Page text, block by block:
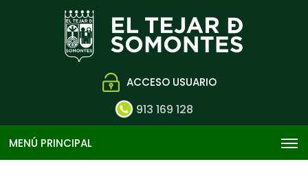
ACCESO USUARIO
913 169 128
MENÚ PRINCIPAL